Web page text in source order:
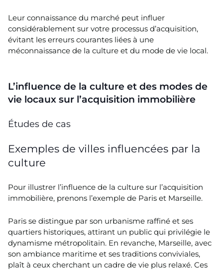
Leur connaissance du marché peut influer
considérablement sur votre processus d’acquisition,
évitant les erreurs courantes liées à une
méconnaissance de la culture et du mode de vie local.
L’influence de la culture et des modes de
vie locaux sur l’acquisition immobilière
Études de cas
Exemples de villes influencées par la
culture
Pour illustrer l’influence de la culture sur l’acquisition
immobilière, prenons l’exemple de Paris et Marseille.
Paris se distingue par son urbanisme raffiné et ses
quartiers historiques, attirant un public qui privilégie le
dynamisme métropolitain. En revanche, Marseille, avec
son ambiance maritime et ses traditions conviviales,
plaît à ceux cherchant un cadre de vie plus relaxé. Ces